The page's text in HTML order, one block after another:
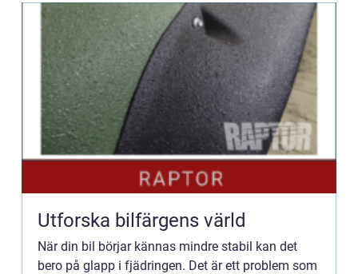
Utforska bilfärgens värld
När din bil börjar kännas mindre stabil kan det
bero på glapp i fjädringen. Det är ett problem som